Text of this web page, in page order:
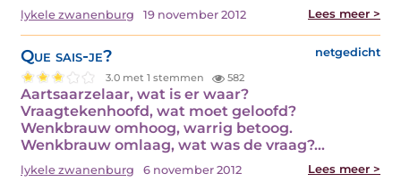
lykele zwanenburg 19 november 2012 Lees meer >
Que sais-je? netgedicht
3.0 met 1 stemmen 582
Aartsaarzelaar, wat is er waar?
Vraagtekenhoofd, wat moet geloofd?
Wenkbrauw omhoog, warrig betoog.
Wenkbrauw omlaag, wat was de vraag?…
lykele zwanenburg 6 november 2012 Lees meer >